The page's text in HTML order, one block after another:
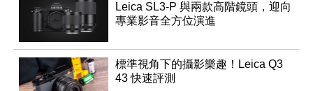
Leica SL3-P 與兩款高階鏡頭，迎向
專業影音全方位演進
標準視角下的攝影樂趣！Leica Q3
43 快速評測